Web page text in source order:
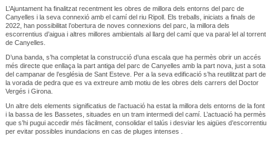
L’Ajuntament ha finalitzat recentment les obres de millora dels entorns del parc de
Canyelles i la seva connexió amb el camí del riu Ripoll. Els treballs, iniciats a finals de
2022, han possibilitat l’obertura de noves connexions del parc, la millora dels
escorrentius d’aigua i altres millores ambientals al llarg del camí que va paral·lel al torrent
de Canyelles.
D’una banda, s’ha completat la construcció d’una escala que ha permès obrir un accés
més directe que enllaça la part antiga del parc de Canyelles amb la part nova, just a sota
del campanar de l’església de Sant Esteve. Per a la seva edificació s’ha reutilitzat part de
la vorada de pedra que es va extreure amb motiu de les obres dels carrers del Doctor
Vergés i Girona.
Un altre dels elements significatius de l’actuació ha estat la millora dels entorns de la font
i la bassa de les Bassetes, situades en un tram intermedi del camí. L’actuació ha permès
que s’hi pugui accedir més fàcilment, consolidar el talús i desviar les aigües d’escorrentiu
per evitar possibles inundacions en cas de pluges intenses .